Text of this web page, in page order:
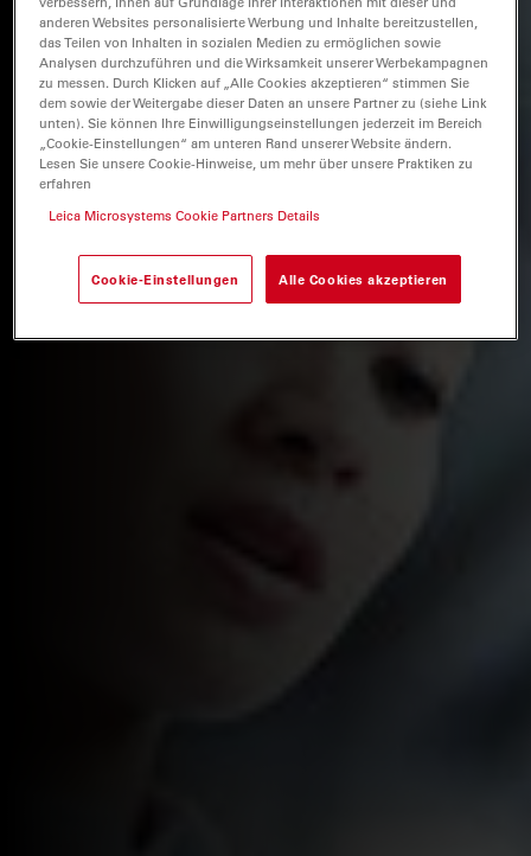
anderen Websites personalisierte Werbung und Inhalte bereitzustellen,
das Teilen von Inhalten in sozialen Medien zu ermöglichen sowie
Analysen durchzuführen und die Wirksamkeit unserer Werbekampagnen
zu messen. Durch Klicken auf „Alle Cookies akzeptieren“ stimmen Sie
dem sowie der Weitergabe dieser Daten an unsere Partner zu (siehe Link
unten). Sie können Ihre Einwilligungseinstellungen jederzeit im Bereich
„Cookie-Einstellungen“ am unteren Rand unserer Website ändern.
Lesen Sie unsere Cookie-Hinweise, um mehr über unsere Praktiken zu
erfahren
Leica Microsystems Cookie Partners Details
Cookie-Einstellungen Alle Cookies akzeptieren